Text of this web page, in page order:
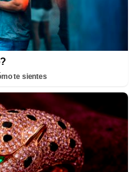
te sientes